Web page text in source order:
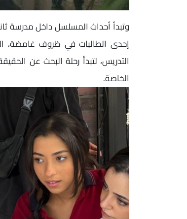
وتبدأ أحداث المسلسل داخل مدرسة
إحدى الطالبات في ظروف غامضة،
التدريس، لتبدأ رحلة البحث عن
الخاصة.